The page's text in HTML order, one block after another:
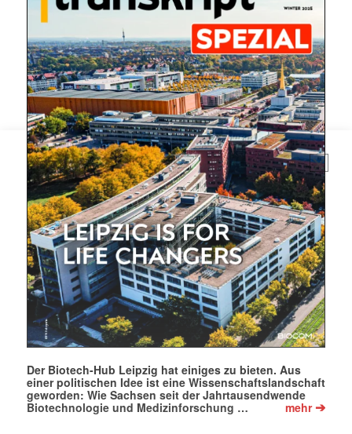
Mit dem |transkript-Newsletter
jede Woche aktuell informiert.
E-
Mail
(erforderlich)
Der Biotech-Hub Leipzig hat einiges zu bieten. Aus
einer politischen Idee ist eine Wissenschaftslandschaft
geworden: Wie Sachsen seit der Jahrtausendwende
Biotechnologie und Medizinforschung …
mehr➔